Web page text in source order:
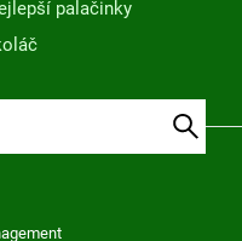
palačinky